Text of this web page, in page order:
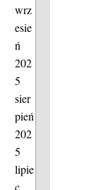
wrz
esie
ń
202
5
sier
pień
202
5
lipie
c